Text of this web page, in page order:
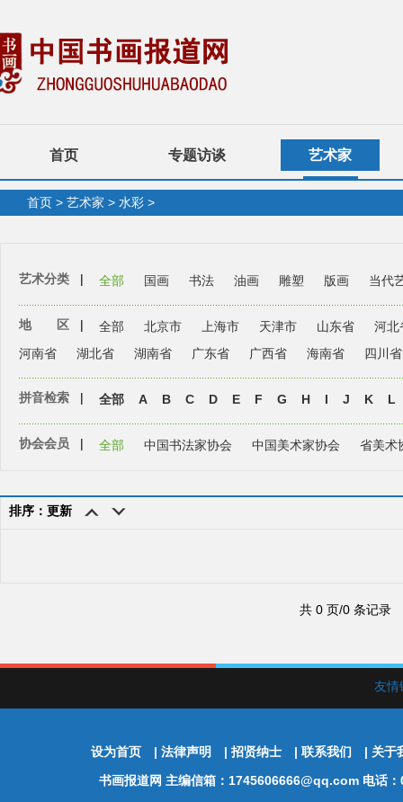
首页 专题访谈 艺术家
首页 > 艺术家 > 水彩 >
艺术分类 | 全部 国画 书法 油画 雕塑 版画 当代
地 区 | 全部 北京市 上海市 天津市 山东省
河北
河南省
湖北省 湖南省 广东省 广西省 海南省 四川省
拼音检索 | 全部 A B C D E F G H I J K L
协会会员 | 全部 中国书法家协会 中国美术家协会 省美术
排序：更新
共 0 页/0 条记录
友
设为首页 | 法律声明 | 招贤纳士 | 联系我们 | 关于
书画报道网 主编信箱：1745606666@qq.com 电话